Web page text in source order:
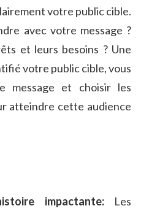
votre public cible.
avec votre ​message ⁣?
et leurs besoins ?‍ Une
votre public cible, vous
message et ‍choisir les
atteindre ​cette audience‌
impactante:Les